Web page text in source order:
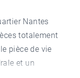
Nantes
totalement
pièce de vie
et un